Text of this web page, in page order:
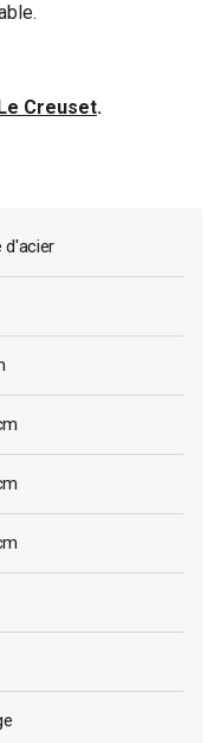
Creuset.
d'acier